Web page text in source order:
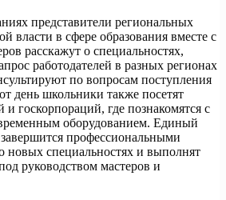
представители региональных
власти в сфере образования вместе с
расскажут о специальностях,
работодателей в разных регионах
по вопросам поступления
день школьники также посетят
госкорпораций, где познакомятся с
оборудованием. Единый
профессиональными
новых специальностях и выполнят
руководством мастеров и